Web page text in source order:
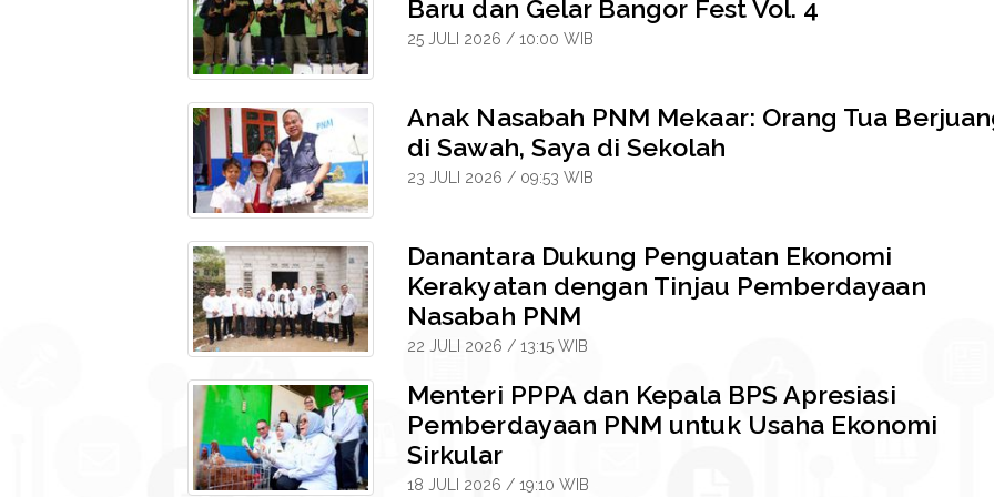
Baru dan Gelar Bangor Fest Vol. 4
25 JULI 2026 / 10:00 WIB
Anak Nasabah PNM Mekaar: Orang Tua
di Sawah, Saya di Sekolah
23 JULI 2026 / 09:53 WIB
Danantara Dukung Penguatan Ekonomi
Kerakyatan dengan Tinjau Pemberdayaan
Nasabah PNM
22 JULI 2026 / 13:15 WIB
Menteri PPPA dan Kepala BPS Apresiasi
Pemberdayaan PNM untuk Usaha Ekonomi
Sirkular
18 JULI 2026 / 19:10 WIB